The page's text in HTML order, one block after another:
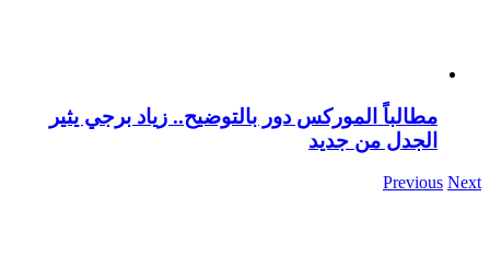
مطالباً الموركس دور بالتوضيح.. زياد برجي يثير
الجدل من جديد
Previous Next